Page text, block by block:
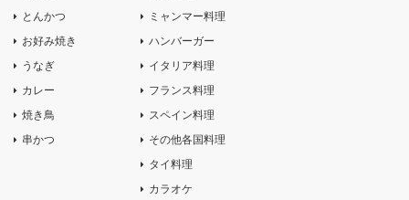
とんかつ
お好み焼き
うなぎ
カレー
焼き鳥
串かつ
ミャンマー料理
ハンバーガー
イタリア料理
フランス料理
スペイン料理
その他各国料理
タイ料理
カラオケ